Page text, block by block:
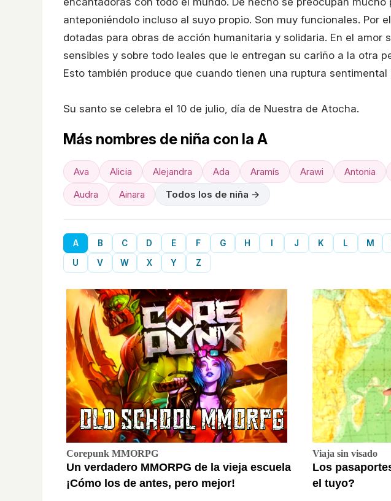
anteponiéndolo incluso al suyo propio. Son muy funcionales. Por
dotadas para obras de acción humanitaria y solidaria. En el amor
sensibles y sobre todo leales que le entregan su cariño a la otra
Esto también produce que cuando tienen una ruptura sentimental
Su santo se celebra el 10 de julio, día de Nuestra de Atocha.
Más nombres de niña con la A
Ava Alicia Alejandra Ada Aramís Arawi Antonia
Audra
Ainara Todos los de niña →
A B C D E F G H J K L M
U
V W X Y Z
Corepunk MMORPG
Un verdadero MMORPG de la vieja escuela
¡Cómo los de antes, pero mejor!
Viaja sin visado
Los
el tuyo?